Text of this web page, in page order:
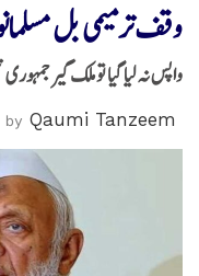
وقف ترمیمی بل
واپس نہ لیا گیا تو ملک گیر
by Qaumi Tanzeem